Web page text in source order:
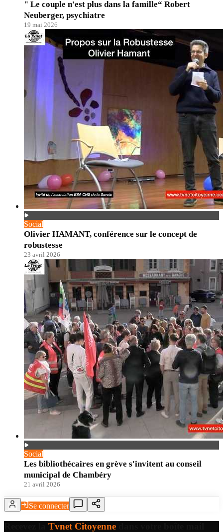
" Le couple n'est plus dans la famille“ Robert
Neuberger, psychiatre
19 mai 2026
Social
Olivier HAMANT, conférence sur le concept de
robustesse
23 avril 2026
Social
Les bibliothécaires en grève s'invitent au conseil
municipal de Chambéry
21 avril 2026
Se connecter
Tvnet Citoyenne